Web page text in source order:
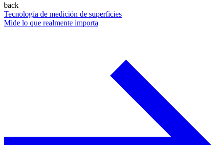
back
Tecnología de medición de superficies
Mide lo que realmente importa